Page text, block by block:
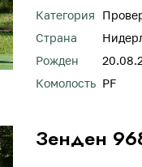
Категория
Страна
Рожден
Комолость PF
Зенден